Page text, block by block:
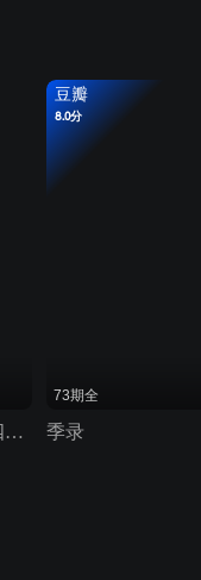
天下黄河富宁夏 第三季 四时生长
豆瓣
8.0分
73期全
季录